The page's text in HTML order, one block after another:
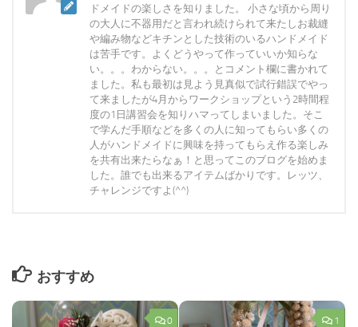
ドメイドの楽しさを知りました。 小さな頃から周り
の大人に不器用だと言われ続けられて来たしお裁縫
や編み物などキチンとした技術のいるハンドメイド
は苦手です。よくどうやって作っていいか知らな
い。。。わからない。。。とコメント欄に書かれて
ました。私も最初は見よう見真似で試行錯誤でやっ
て来ましたが4月からワークショップという2時間程
度の1日講習会を知りハマってしまいました。そこ
で学んだ手順などを多くの人に知ってもらい多くの
人がハンドメイドに興味を持ってもらえ作る楽しみ
を共有出来たらなぁ！と思ってこのブログを始めま
した。誰でも出来るアイテムばかりです。レッツ、
チャレンジですよ(^^)
おすすめ
0 1